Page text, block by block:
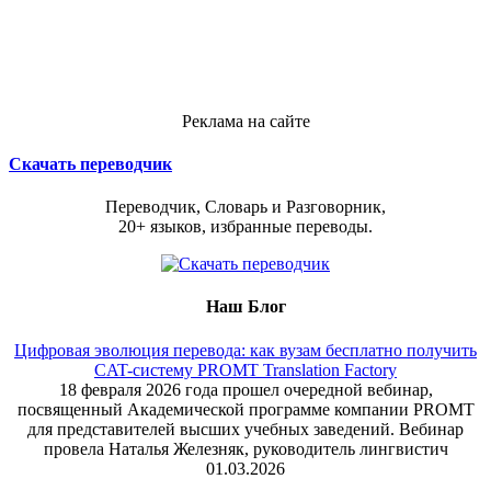
Реклама на сайте
Скачать переводчик
Переводчик, Словарь и Разговорник,
20+ языков, избранные переводы.
Наш Блог
Цифровая эволюция перевода: как вузам бесплатно получить
CAT-систему PROMT Translation Factory
18 февраля 2026 года прошел очередной вебинар,
посвященный Академической программе компании PROMT
для представителей высших учебных заведений. Вебинар
провела Наталья Железняк, руководитель лингвистич
01.03.2026